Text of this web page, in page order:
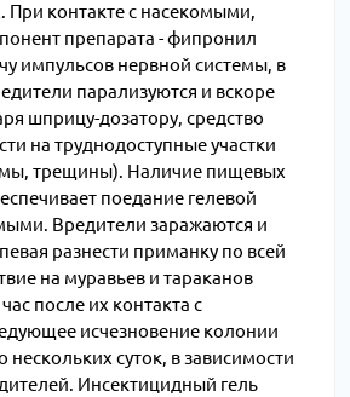
При контакте с насекомыми,
препарата - фипронил
импульсов нервной системы, в
парализуются и вскоре
шприцу-дозатору, средство
на труднодоступные участки
трещины). Наличие пищевых
поедание гелевой
Вредители заражаются и
разнести приманку по всей
на муравьев и тараканов
после их контакта с
исчезновение колонии
суток, в зависимости
Инсектицидный гель